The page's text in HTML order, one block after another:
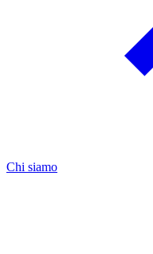
Chi siamo